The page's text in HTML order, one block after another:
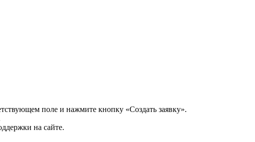
поле и нажмите кнопку «Создать заявку».
на сайте.